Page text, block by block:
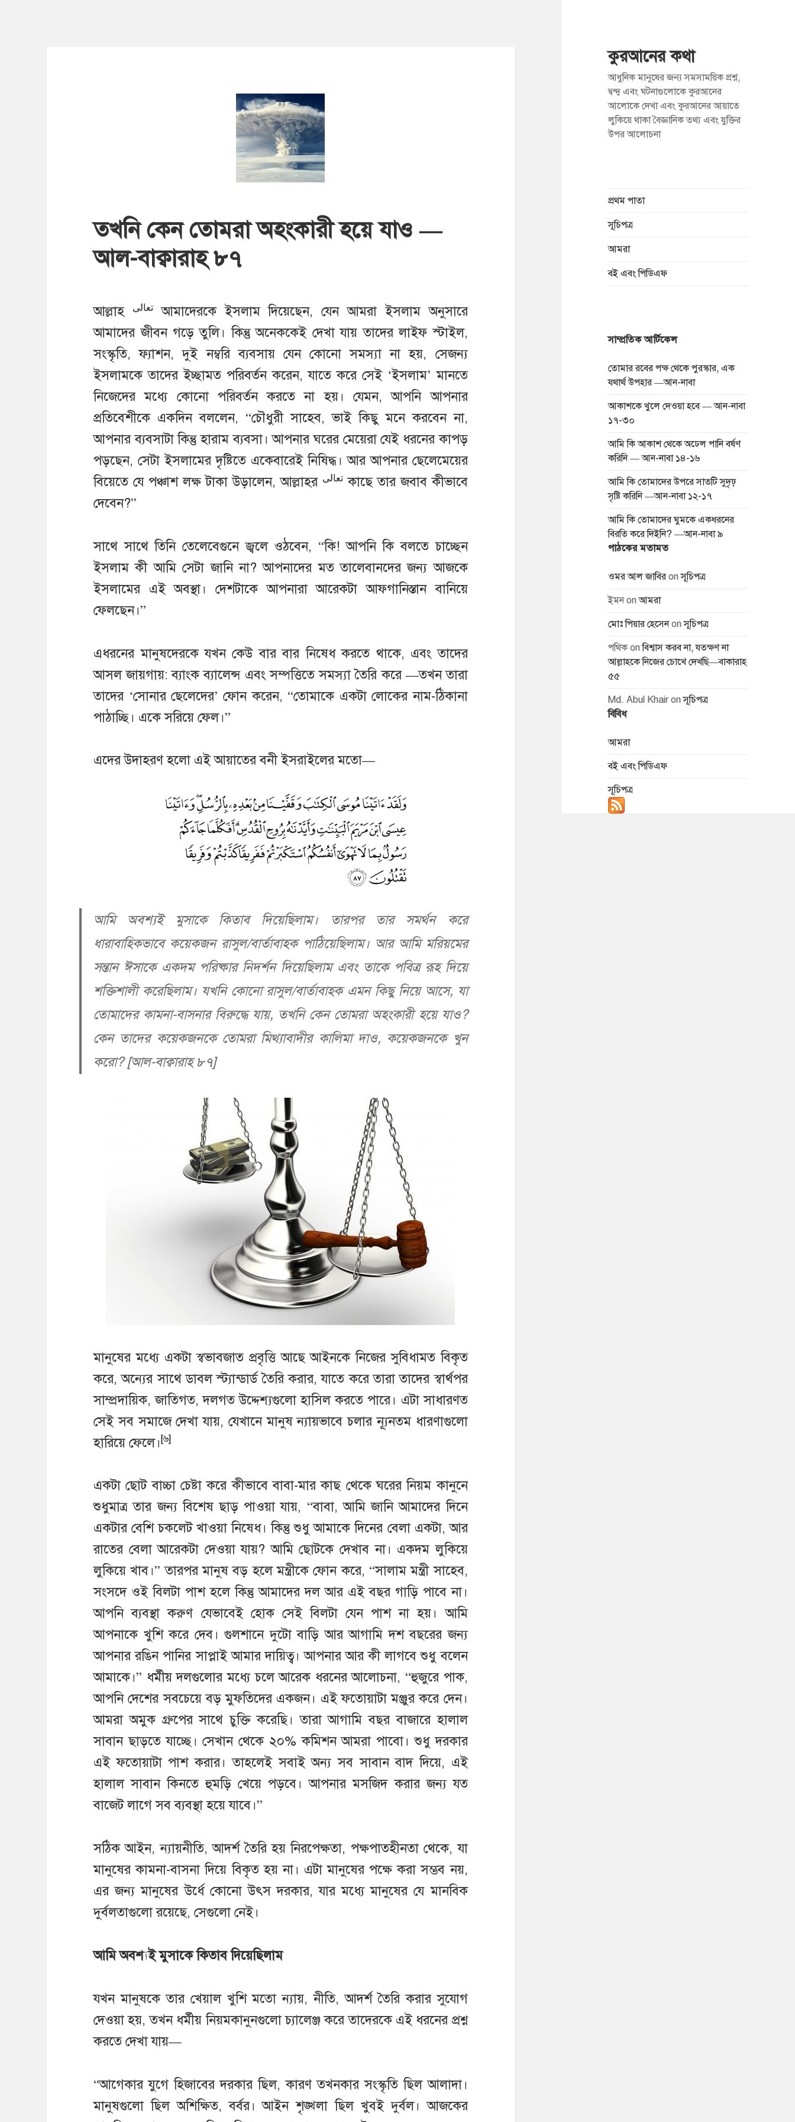
কুরআনের কথা
আধুনিক মানুষের জন্য সমসাময়িক প্রশ্ন,
দ্বন্দ্ব এবং ঘটনাগুলোকে কুরআনের
আলোকে দেখা এবং কুরআনের আয়াতে
লুকিয়ে থাকা বৈজ্ঞানিক তথ্য এবং যুক্তির
উপর আলোচনা
প্রথম পাতা
সূচিপত্র
আমরা
বই এবং পিডিএফ
সাম্প্রতিক আর্টিকেল
তোমার রবের পক্ষ থেকে পুরস্কার, এক
যথার্থ উপহার —আন-নাবা
আকাশকে খুলে দেওয়া হবে — আন-নাবা
১৭-৩০
আমি কি আকাশ থেকে অঢেল পানি বর্ষণ
করিনি — আন-নাবা ১৪-১৬
আমি কি তোমাদের উপরে সাতটি সুদৃঢ়
সৃষ্টি করিনি —আন-নাবা ১২-১৭
আমি কি তোমাদের ঘুমকে একধরনের
বিরতি করে দিইনি? —আন-নাবা ৯
পাঠকের মতামত
ওমর আল জাবিরonসূচিপত্র
ইমনonআমরা
মোঃ পিয়ার হেসেনonসূচিপত্র
পথিকonবিশ্বাস করব না, যতক্ষণ না
আল্লাহকে নিজের চোখে দেখছি—বাকারাহ
৫৫
Md. Abul Khaironসূচিপত্র
বিবিধ
আমরা
বই এবং পিডিএফ
সূচিপত্র
তখনি কেন তোমরা অহংকারী হয়ে যাও —
আল-বাক্বারাহ ৮৭
আল্লাহ تعالىআমাদেরকে ইসলাম দিয়েছেন, যেন আমরা ইসলাম অনুসারে
আমাদের জীবন গড়ে তুলি। কিন্তু অনেককেই দেখা যায় তাদের লাইফ স্টাইল,
সংস্কৃতি, ফ্যাশন, দুই নম্বরি ব্যবসায় যেন কোনো সমস্যা না হয়, সেজন্য
ইসলামকে তাদের ইচ্ছামত পরিবর্তন করেন, যাতে করে সেই ‘ইসলাম’ মানতে
নিজেদের মধ্যে কোনো পরিবর্তন করতে না হয়। যেমন, আপনি আপনার
প্রতিবেশীকে একদিন বললেন, “চৌধুরী সাহেব, ভাই কিছু মনে করবেন না,
আপনার ব্যবসাটা কিন্তু হারাম ব্যবসা। আপনার ঘরের মেয়েরা যেই ধরনের কাপড়
পড়ছেন, সেটা ইসলামের দৃষ্টিতে একেবারেই নিষিদ্ধ। আর আপনার ছেলেমেয়ের
বিয়েতে যে পঞ্চাশ লক্ষ টাকা উড়ালেন, আল্লাহর تعالىকাছে তার জবাব কীভাবে
দেবেন?”
সাথে সাথে তিনি তেলেবেগুনে জ্বলে ওঠবেন, “কি! আপনি কি বলতে চাচ্ছেন
ইসলাম কী আমি সেটা জানি না? আপনাদের মত তালেবানদের জন্য আজকে
ইসলামের এই অবস্থা। দেশটাকে আপনারা আরেকটা আফগানিস্তান বানিয়ে
ফেলছেন।”
এধরনের মানুষদেরকে যখন কেউ বার বার নিষেধ করতে থাকে, এবং তাদের
আসল জায়গায়: ব্যাংক ব্যালেন্স এবং সম্পত্তিতে সমস্যা তৈরি করে —তখন তারা
তাদের ‘সোনার ছেলেদের’ ফোন করেন, “তোমাকে একটা লোকের নাম-ঠিকানা
পাঠাচ্ছি। একে সরিয়ে ফেল।”
এদের উদাহরণ হলো এই আয়াতের বনী ইসরাইলের মতো—
আমি অবশ্যই মুসাকে কিতাব দিয়েছিলাম। তারপর তার সমর্থন করে
ধারাবাহিকভাবে কয়েকজন রাসুল/বার্তাবাহক পাঠিয়েছিলাম। আর আমি মরিয়মের
সন্তান ঈসাকে একদম পরিষ্কার নিদর্শন দিয়েছিলাম এবং তাকে পবিত্র রূহ দিয়ে
শক্তিশালী করেছিলাম। যখনি কোনো রাসুল/বার্তাবাহক এমন কিছু নিয়ে আসে, যা
তোমাদের কামনা-বাসনার বিরুদ্ধে যায়, তখনি কেন তোমরা অহংকারী হয়ে যাও?
কেন তাদের কয়েকজনকে তোমরা মিথ্যাবাদীর কালিমা দাও, কয়েকজনকে খুন
করো? [আল-বাক্বারাহ ৮৭]
মানুষের মধ্যে একটা স্বভাবজাত প্রবৃত্তি আছে আইনকে নিজের সুবিধামত বিকৃত
করে, অন্যের সাথে ডাবল স্ট্যান্ডার্ড তৈরি করার, যাতে করে তারা তাদের স্বার্থপর
সাম্প্রদায়িক, জাতিগত, দলগত উদ্দেশ্যগুলো হাসিল করতে পারে। এটা সাধারণত
সেই সব সমাজে দেখা যায়, যেখানে মানুষ ন্যায়ভাবে চলার ন্যূনতম ধারণাগুলো
হারিয়ে ফেলে।[৬]
একটা ছোট বাচ্চা চেষ্টা করে কীভাবে বাবা-মার কাছ থেকে ঘরের নিয়ম কানুনে
শুধুমাত্র তার জন্য বিশেষ ছাড় পাওয়া যায়, “বাবা, আমি জানি আমাদের দিনে
একটার বেশি চকলেট খাওয়া নিষেধ। কিন্তু শুধু আমাকে দিনের বেলা একটা, আর
রাতের বেলা আরেকটা দেওয়া যায়? আমি ছোটকে দেখাব না। একদম লুকিয়ে
লুকিয়ে খাব।” তারপর মানুষ বড় হলে মন্ত্রীকে ফোন করে, “সালাম মন্ত্রী সাহেব,
সংসদে ওই বিলটা পাশ হলে কিন্তু আমাদের দল আর এই বছর গাড়ি পাবে না।
আপনি ব্যবস্থা করুণ যেভাবেই হোক সেই বিলটা যেন পাশ না হয়। আমি
আপনাকে খুশি করে দেব। গুলশানে দুটো বাড়ি আর আগামি দশ বছরের জন্য
আপনার রঙিন পানির সাপ্লাই আমার দায়িত্ব। আপনার আর কী লাগবে শুধু বলেন
আমাকে।” ধর্মীয় দলগুলোর মধ্যে চলে আরেক ধরনের আলোচনা, “হুজুরে পাক,
আপনি দেশের সবচেয়ে বড় মুফতিদের একজন। এই ফতোয়াটা মঞ্জুর করে দেন।
আমরা অমুক গ্রুপের সাথে চুক্তি করেছি। তারা আগামি বছর বাজারে হালাল
সাবান ছাড়তে যাচ্ছে। সেখান থেকে ২০% কমিশন আমরা পাবো। শুধু দরকার
এই ফতোয়াটা পাশ করার। তাহলেই সবাই অন্য সব সাবান বাদ দিয়ে, এই
হালাল সাবান কিনতে হুমড়ি খেয়ে পড়বে। আপনার মসজিদ করার জন্য যত
বাজেট লাগে সব ব্যবস্থা হয়ে যাবে।”
সঠিক আইন, ন্যায়নীতি, আদর্শ তৈরি হয় নিরপেক্ষতা, পক্ষপাতহীনতা থেকে, যা
মানুষের কামনা-বাসনা দিয়ে বিকৃত হয় না। এটা মানুষের পক্ষে করা সম্ভব নয়,
এর জন্য মানুষের উর্ধে কোনো উৎস দরকার, যার মধ্যে মানুষের যে মানবিক
দুর্বলতাগুলো রয়েছে, সেগুলো নেই।
আমি অবশ্যই মুসাকে কিতাব দিয়েছিলাম
যখন মানুষকে তার খেয়াল খুশি মতো ন্যায়, নীতি, আদর্শ তৈরি করার সুযোগ
দেওয়া হয়, তখন ধর্মীয় নিয়মকানুনগুলো চ্যালেঞ্জ করে তাদেরকে এই ধরনের প্রশ্ন
করতে দেখা যায়—
“আগেকার যুগে হিজাবের দরকার ছিল, কারণ তখনকার সংস্কৃতি ছিল আলাদা।
মানুষগুলো ছিল অশিক্ষিত, বর্বর। আইন শৃঙ্খলা ছিল খুবই দুর্বল। আজকের